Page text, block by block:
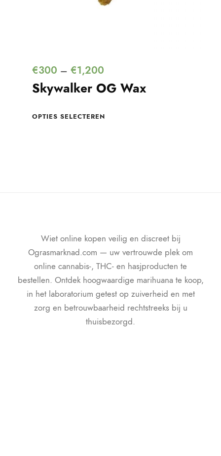
€300 – €1,200
Skywalker OG Wax
OPTIES SELECTEREN
Wiet online kopen veilig en discreet bij
Ograsmarknad.com — uw vertrouwde plek om
online cannabis-, THC- en hasjproducten te
bestellen. Ontdek hoogwaardige marihuana te koop,
in het laboratorium getest op zuiverheid en met
zorg en betrouwbaarheid rechtstreeks bij u
thuisbezorgd.